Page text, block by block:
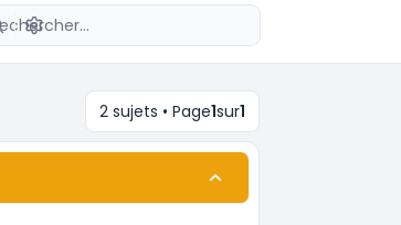
Recherche avancée
2 sujets • Page1sur1